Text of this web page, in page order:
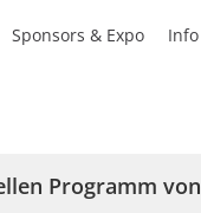
Sponsors & Expo Info
Programm von